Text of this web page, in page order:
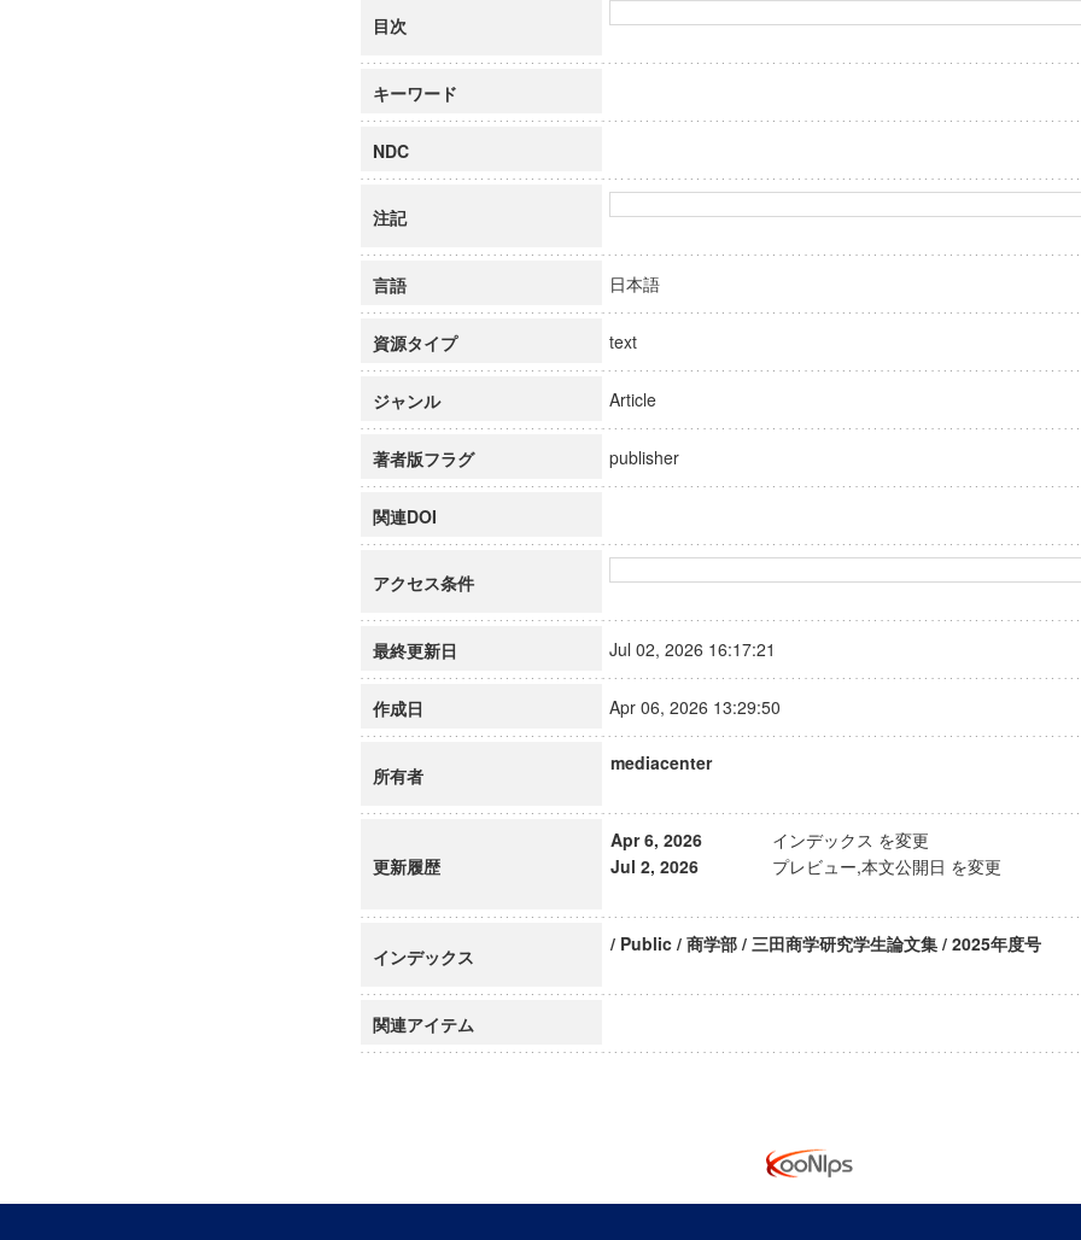
目次
キーワード
NDC
注記
言語 日本語
資源タイプ text
ジャンル Article
著者版フラグ publisher
関連DOI
アクセス条件
最終更新日 Jul 02, 2026 16:17:21
作成日 Apr 06, 2026 13:29:50
所有者
mediacenter
更新履歴
Apr 6, 2026
インデックス を変更
Jul 2, 2026
プレビュー,本文公開日 を変更
インデックス
/ Public / 商学部 / 三田商学研究学生論文集 / 2025年度号
関連アイテム